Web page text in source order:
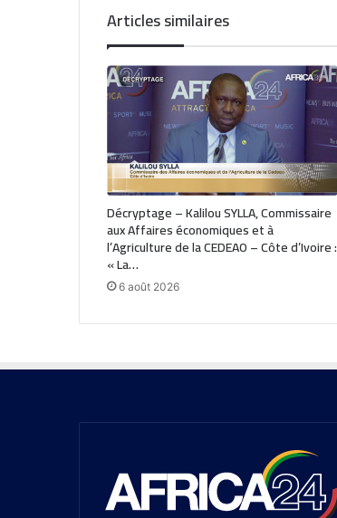
Articles similaires
Décryptage – Kalilou SYLLA, Commissaire
aux Affaires économiques et à
l’Agriculture de la CEDEAO – Côte d’Ivoire :
« La…
6 août 2026